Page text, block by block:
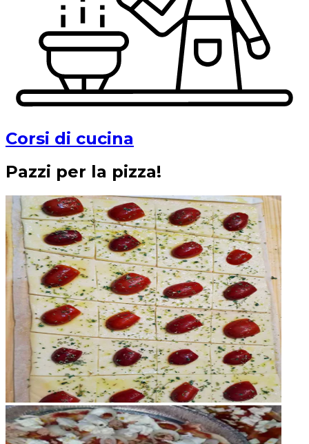
Corsi di cucina
Pazzi per la pizza!